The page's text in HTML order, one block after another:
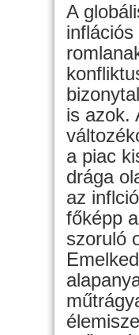
A
is azok.
a piac
drága
az
főképp
szoruló